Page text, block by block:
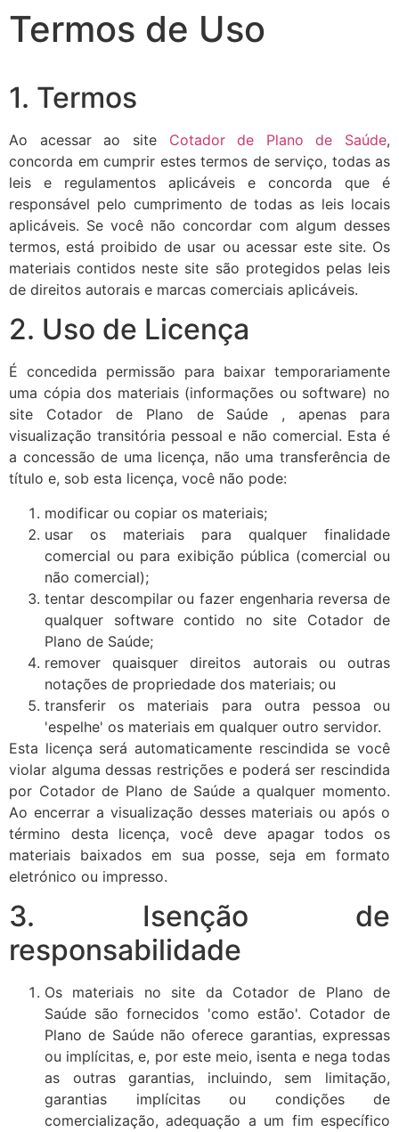
Termos de Uso
1. Termos
Ao acessar ao site Cotador de Plano de Saúde,
concorda em cumprir estes termos de serviço, todas as
leis e regulamentos aplicáveis ​​e concorda que é
responsável pelo cumprimento de todas as leis locais
aplicáveis. Se você não concordar com algum desses
termos, está proibido de usar ou acessar este site. Os
materiais contidos neste site são protegidos pelas leis
de direitos autorais e marcas comerciais aplicáveis.
2. Uso de Licença
É concedida permissão para baixar temporariamente
uma cópia dos materiais (informações ou software) no
site Cotador de Plano de Saúde , apenas para
visualização transitória pessoal e não comercial. Esta é
a concessão de uma licença, não uma transferência de
título e, sob esta licença, você não pode:
modificar ou copiar os materiais;
usar os materiais para qualquer finalidade
comercial ou para exibição pública (comercial ou
não comercial);
tentar descompilar ou fazer engenharia reversa de
qualquer software contido no site Cotador de
Plano de Saúde;
remover quaisquer direitos autorais ou outras
notações de propriedade dos materiais; ou
transferir os materiais para outra pessoa ou
'espelhe' os materiais em qualquer outro servidor.
Esta licença será automaticamente rescindida se você
violar alguma dessas restrições e poderá ser rescindida
por Cotador de Plano de Saúde a qualquer momento.
Ao encerrar a visualização desses materiais ou após o
término desta licença, você deve apagar todos os
materiais baixados em sua posse, seja em formato
eletrónico ou impresso.
3. Isenção de
responsabilidade
Os materiais no site da Cotador de Plano de
Saúde são fornecidos 'como estão'. Cotador de
Plano de Saúde não oferece garantias, expressas
ou implícitas, e, por este meio, isenta e nega todas
as outras garantias, incluindo, sem limitação,
garantias implícitas ou condições de
comercialização, adequação a um fim específico